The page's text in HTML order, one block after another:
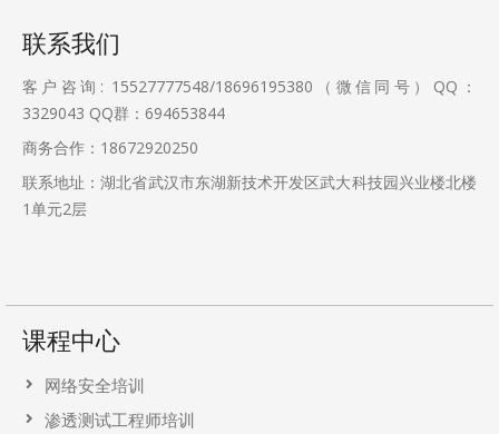
联系我们
客户咨询: 15527777548/18696195380（微信同号）QQ：
3329043 QQ群：694653844
商务合作：18672920250
联系地址：湖北省武汉市东湖新技术开发区武大科技园兴业楼北楼
1单元2层
课程中心
网络安全培训
渗透测试工程师培训